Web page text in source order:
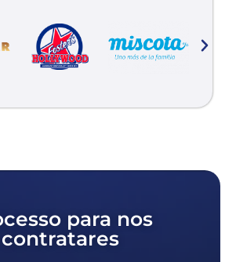
para nos
contratares